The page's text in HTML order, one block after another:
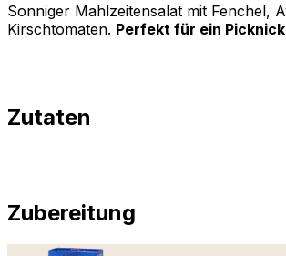
Sonniger Mahlzeitensalat mit Fenchel,
Kirschtomaten. Perfekt für ein
Zutaten
Zubereitung